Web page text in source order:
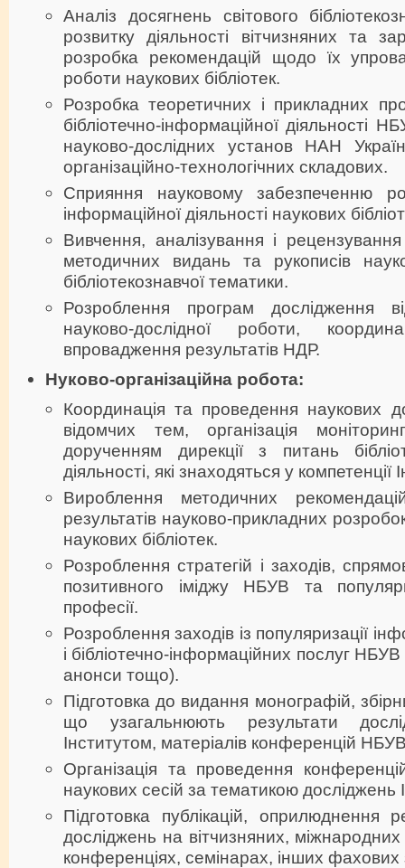
Аналіз досягнень світового
розвитку діяльності вітчизняних та
розробка рекомендацій щодо їх
роботи наукових бібліотек.
Розробка теоретичних і прикладних
бібліотечно-інформаційної діяльності
науково-дослідних установ НАН
організаційно-технологічних складових.
Сприяння науковому забезпеченню
інформаційної діяльності наукових
Вивчення, аналізування і
методичних видань та рукописів
бібліотекознавчої тематики.
Розроблення програм дослідження
науково-дослідної роботи,
впровадження результатів НДР.
Нуково-організаційна робота:
Координація та проведення наукових
відомчих тем, організація
дорученням дирекції з питань
діяльності, які знаходяться у компетенції
Вироблення методичних
результатів науково-прикладних
наукових бібліотек.
Розроблення стратегій і заходів,
позитивного іміджу НБУВ та
професії.
Розроблення заходів із популяризації
і бібліотечно-інформаційних послуг НБУВ
анонси тощо).
Підготовка до видання монографій,
що узагальнюють результати
Інститутом, матеріалів конференцій
Організація та проведення
наукових сесій за тематикою досліджень
Підготовка публікацій, оприлюднення
досліджень на вітчизняних,
конференціях, семінарах, інших фахових